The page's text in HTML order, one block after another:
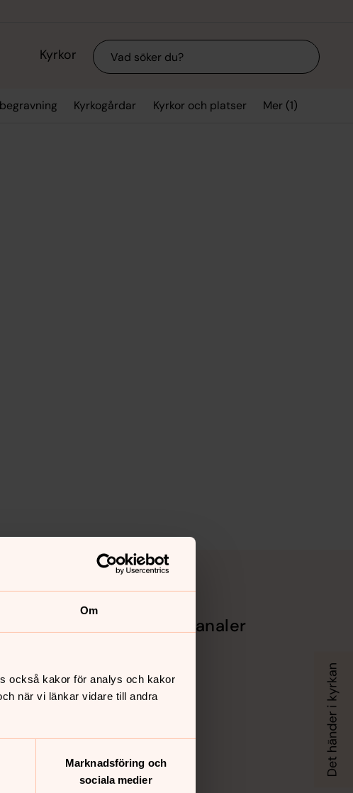
Om
också kakor för analys och kakor
när vi länkar vidare till andra
Marknadsföring och
sociala medier
Kyrkor Sök
Kyrkogårdar Kyrkor och platser Mer (1)
Sociala kanaler
Instagram
Vimeo